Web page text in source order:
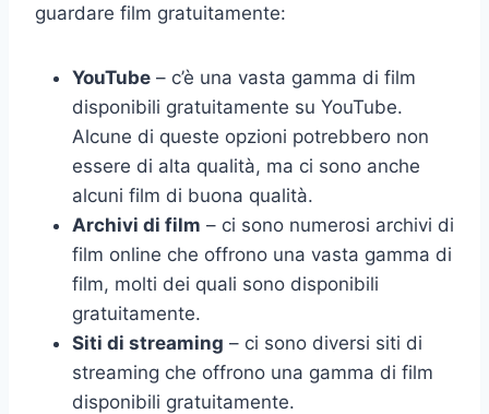
guardare film gratuitamente:
YouTube – c’è una vasta gamma di film
disponibili gratuitamente su YouTube.
Alcune di queste opzioni potrebbero non
essere di alta qualità, ma ci sono anche
alcuni film di buona qualità.
Archivi di film – ci sono numerosi archivi di
film online che offrono una vasta gamma di
film, molti dei quali sono disponibili
gratuitamente.
Siti di streaming – ci sono diversi siti di
streaming che offrono una gamma di film
disponibili gratuitamente.